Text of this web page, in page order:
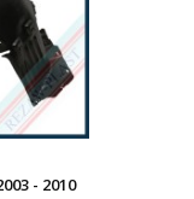
- 2010